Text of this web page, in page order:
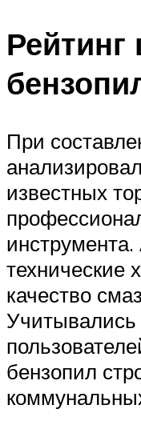
Рейтинг
При
известных
технические
качество
бензопил